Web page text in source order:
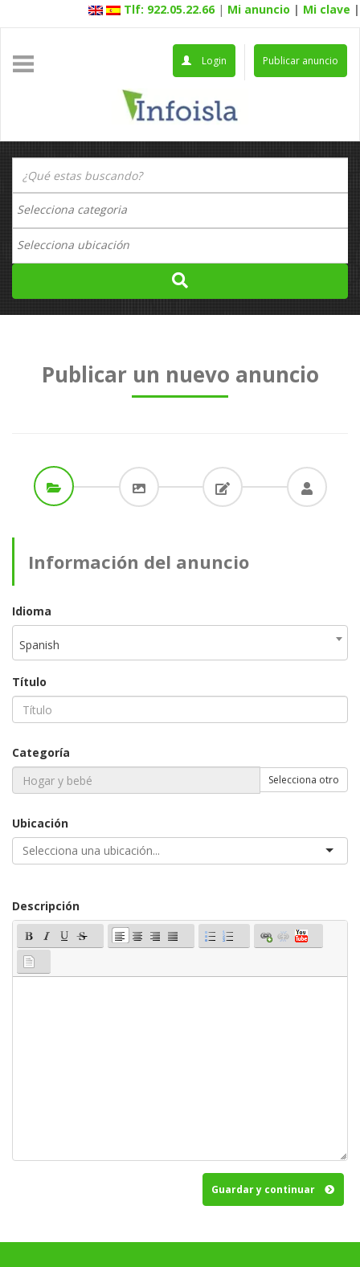
Tlf: 922.05.22.66 | Mi anuncio | Mi clave |
Publicar anuncio
Login
Publicar un nuevo anuncio
Información del anuncio
Idioma
Spanish
Título
Categoría
Selecciona otro
Ubicación
Descripción
Guardar y continuar